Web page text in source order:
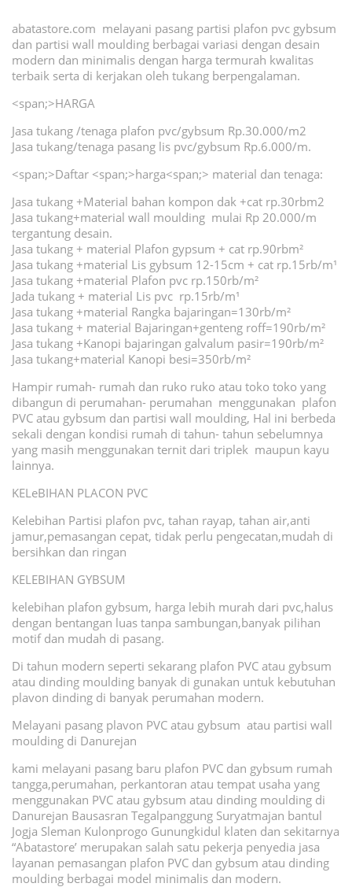
abatastore.com melayani pasang partisi plafon pvc gybsum
dan partisi wall moulding berbagai variasi dengan desain
modern dan minimalis dengan harga termurah kwalitas
terbaik serta di kerjakan oleh tukang berpengalaman.
<span;>HARGA
Jasa tukang /tenaga plafon pvc/gybsum Rp.30.000/m2
Jasa tukang/tenaga pasang lis pvc/gybsum Rp.6.000/m.
<span;>Daftar <span;>harga<span;> material dan tenaga:
Jasa tukang +Material bahan kompon dak +cat rp.30rbm2
Jasa tukang+material wall moulding mulai Rp 20.000/m
tergantung desain.
Jasa tukang + material Plafon gypsum + cat rp.90rbm²
Jasa tukang +material Lis gybsum 12-15cm + cat rp.15rb/m¹
Jasa tukang +material Plafon pvc rp.150rb/m²
Jada tukang + material Lis pvc rp.15rb/m¹
Jasa tukang +material Rangka bajaringan=130rb/m²
Jasa tukang + material Bajaringan+genteng roff=190rb/m²
Jasa tukang +Kanopi bajaringan galvalum pasir=190rb/m²
Jasa tukang+material Kanopi besi=350rb/m²
Hampir rumah- rumah dan ruko ruko atau toko toko yang
dibangun di perumahan- perumahan menggunakan plafon
PVC atau gybsum dan partisi wall moulding, Hal ini berbeda
sekali dengan kondisi rumah di tahun- tahun sebelumnya
yang masih menggunakan ternit dari triplek maupun kayu
lainnya.
KELeBIHAN PLACON PVC
Kelebihan Partisi plafon pvc, tahan rayap, tahan air,anti
jamur,pemasangan cepat, tidak perlu pengecatan,mudah di
bersihkan dan ringan
KELEBIHAN GYBSUM
kelebihan plafon gybsum, harga lebih murah dari pvc,halus
dengan bentangan luas tanpa sambungan,banyak pilihan
motif dan mudah di pasang.
Di tahun modern seperti sekarang plafon PVC atau gybsum
atau dinding moulding banyak di gunakan untuk kebutuhan
plavon dinding di banyak perumahan modern.
Melayani pasang plavon PVC atau gybsum atau partisi wall
moulding di Danurejan
kami melayani pasang baru plafon PVC dan gybsum rumah
tangga,perumahan, perkantoran atau tempat usaha yang
menggunakan PVC atau gybsum atau dinding moulding di
Danurejan Bausasran Tegalpanggung Suryatmajan bantul
Jogja Sleman Kulonprogo Gunungkidul klaten dan sekitarnya
“Abatastore’ merupakan salah satu pekerja penyedia jasa
layanan pemasangan plafon PVC dan gybsum atau dinding
moulding berbagai model minimalis dan modern.